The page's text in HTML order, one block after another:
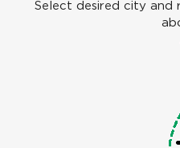
Select desired city and